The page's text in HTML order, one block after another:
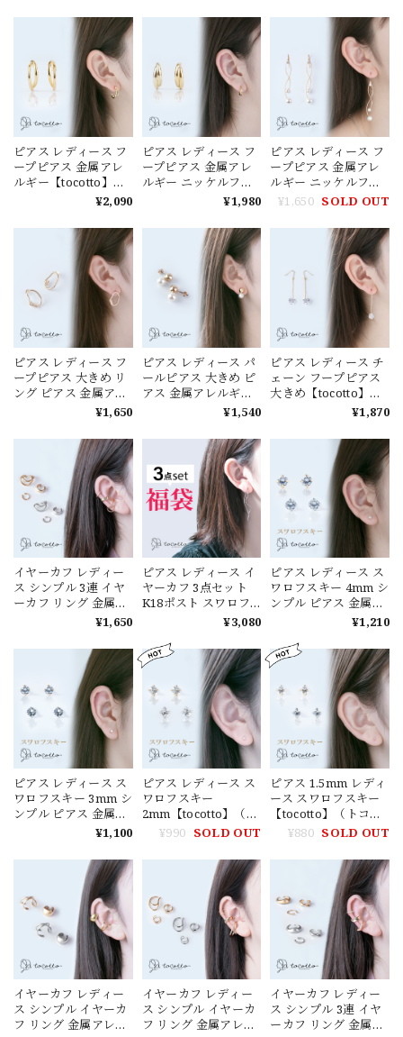
【tocotto】（トコッ
ト） ピアス レディー
ス 韓国ピアス ピアス
20代 ピアス 30代 ピア
ス 40代 【tw-k18-
color4】【ピアス】
バレンタイン ホワイ
トデー
【tocotto】（トコッ
ト） ピアス レディー
ス 韓国ピアス ピアス
20代 ピアス 30代 ピア
ス 40代 【tw-k18-
color3】【ピアス】
バレンタイン ホワイ
トデー
ス レディース 韓国ピ
アス【tw-dpp-615】
【ピアス】バレンタ
イン ホワイトデー
ピアス レディース フ
ープピアス 金属アレ
ルギー【tocotto】
（トコット） 【公
式】小さめ ピアス ニ
ッケルフリーピアス
レディース 韓国ピア
ス【tw-dpp-613】
【ピアス】バレンタ
イン ホワイトデー
¥2,090
ピアス レディース フ
ープピアス 金属アレ
ルギー ニッケルフリ
ー 【tocotto】（トコ
ット）【公式】ピア
ス レディース 韓国ピ
アス【tw-dpp-611】
【ピアス】【イベン
ト対象商品】バレン
タイン ホワイトデー
¥1,980
ピアス レディース フ
ープピアス 金属アレ
ルギー ニッケルフリ
ー 【tocotto】（トコ
ス レディース 韓国ピ
アス ピアス 20代 ピア
ス30代 ピアス40代
【tw-dpp-607】【ピ
アス】バレンタイン
ホワイトデー
¥1,650 SOLD OUT
ピアス レディース フ
ープピアス 大きめ リ
ング ピアス 金属アレ
【tocotto】（トコッ
ト）【公式】ピアス
レディース 韓国ピア
ス ピアス 20代 ピアス
30代 ピアス40代【tw-
dpp-603】【ピア
ス】バレンタイン ホ
ワイトデー
¥1,650
ピアス レディース パ
ールピアス 大きめ ピ
アス 金属アレルギー
【tocotto】（トコッ
ト）【公式】チタン
tw-DPP-602
tocotto（トコット）
ピアス レディース 韓
国ピアス【tw-dpp-
602】【ピアス】バレ
ンタイン ホワイトデ
¥1,540
ピアス レディース チ
ェーン フープピアス
大きめ【tocotto】
（トコット）【公
式】ピアス 金属アレ
ルギー ニッケルフリ
ー 母の日 ギフト ピア
ス レディース 韓国ピ
アス ピアス 20代 ピア
ス30代 ピアス40代
【tw-dpp-601】【ピ
アス】バレンタイン
ホワイトデー
¥1,870
イヤーカフ レディー
ス シンプル 3連 イヤ
ーカフ リング 金属ア
レルギー ニッケルフ
【tocotto】（トコッ
ト） 【公式】ピアス
レディース 韓国ピア
ス イヤーカフ 20代 イ
ヤーカフ 30代 イヤー
カフ 40代 【tw-mne-
1】
¥1,650
ピアス レディース イ
ヤーカフ 3点セット
K18ポスト スワロフ
スキー フープピアス
金属アレルギー サー
ジカルステンレス 韓
国ピアス ギフト
【tocotto】（トコッ
ト）【公式】ピアス
レディース イヤーカ
フ 20代 ピアス 30代
ピアス 40代【ピア
ス】【イヤーカフ】
¥3,080
ピアス レディース ス
ワロフスキー 4mm シ
ンプル ピアス 金属ア
レルギー ニッケルフ
リー 【tocotto】【公
式】（トコット） ピ
アス レディース 韓国
ピアス ピアス 20代 ピ
アス30代 ピアス40代
【tw-p-004】【ピア
ス】バレンタイン ホ
ワイトデー
¥1,210
ピアス レディース ス
ワロフスキー 3mm シ
ンプル ピアス 金属ア
レルギー ニッケルフ
リー 【tocotto】（ト
コット）【公式】 ピ
アス レディース 韓国
ピアス ピアス 20代 ピ
アス30代 ピアス40代
【tw-p-003】【ピア
ス】バレンタイン ホ
¥1,100
ピアス レディース ス
ワロフスキー
2mm【tocotto】（ト
コット） 【公式】シ
レルギー ニッケルフ
リー ピアス レディー
ス 韓国ピアス ピアス
20代 ピアス30代 ピア
ス40代【tw-p-002】
【ピアス】バレンタ
イン ホワイトデー
¥990 SOLD OUT
ピアス 1.5mm レディ
ース スワロフスキー
【tocotto】（トコッ
ト） 【公式】シンプ
ギー ニッケルフリー
ピアス レディース 韓
国ピアス ピアス 20代
ピアス30代 ピアス40
代【1,000円ポッキ
リ】【tw-p-001】
【ピアス】バレンタ
イン ホワイトデー
¥880 SOLD OUT
イヤーカフ レディー
ス シンプル イヤーカ
フ リング 金属アレル
イヤーカフ レディー
ス シンプル イヤーカ
フ リング 金属アレル
イヤーカフ レディー
ス シンプル 3連 イヤ
ーカフ リング 金属ア